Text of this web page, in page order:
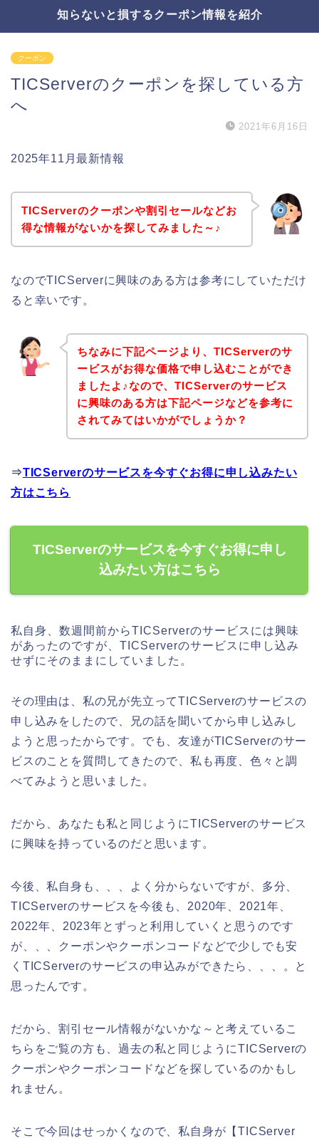
知らないと損するクーポン情報を紹介
クーポン
TICServerのクーポンを探している方
へ
2021年6月16日
2025年11月最新情報
TICServerのクーポンや割引セールなどお
得な情報がないかを探してみました～♪
なのでTICServerに興味のある方は参考にしていただけ
ると幸いです。
ちなみに下記ページより、TICServerのサ
ービスがお得な価格で申し込むことができ
ましたよ♪なので、TICServerのサービス
に興味のある方は下記ページなどを参考に
されてみてはいかがでしょうか？
⇒TICServerのサービスを今すぐお得に申し込みたい
方はこちら
TICServerのサービスを今すぐお得に申し
込みたい方はこちら
私自身、数週間前からTICServerのサービスには興味
があったのですが、TICServerのサービスに申し込み
せずにそのままにしていました。
その理由は、私の兄が先立ってTICServerのサービスの
申し込みをしたので、兄の話を聞いてから申し込みし
ようと思ったからです。でも、友達がTICServerのサー
ビスのことを質問してきたので、私も再度、色々と調
べてみようと思いました。
だから、あなたも私と同じようにTICServerのサービス
に興味を持っているのだと思います。
今後、私自身も、、、よく分からないですが、多分、
TICServerのサービスを今後も、2020年、2021年、
2022年、2023年とずっと利用していくと思うのです
が、、、クーポンやクーポンコードなどで少しでも安
くTICServerのサービスの申込みができたら、、、。と
思ったんです。
だから、割引セール情報がないかな～と考えているこ
ちらをご覧の方も、過去の私と同じようにTICServerの
クーポンやクーポンコードなどを探しているのかもし
れません。
そこで今回はせっかくなので、私自身が【TICServer